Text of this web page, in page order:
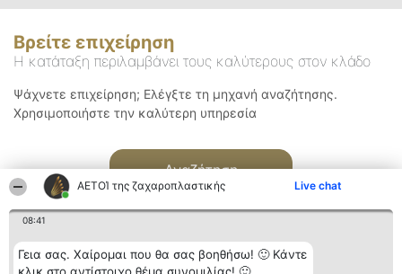
ΑΕΤΟΊ της ζαχαροπλαστικής Live chat
08:41
Γεια σας. Χαίρομαι που θα σας βοηθήσω! 🙂 Κάντε
Βρείτε επιχείρηση
Η κατάταξη περιλαμβάνει τους καλύτερους στον κλάδο
Ψάχνετε επιχείρηση; Ελέγξτε τη μηχανή αναζήτησης.
Χρησιμοποιήστε την καλύτερη υπηρεσία
Αναζήτηση